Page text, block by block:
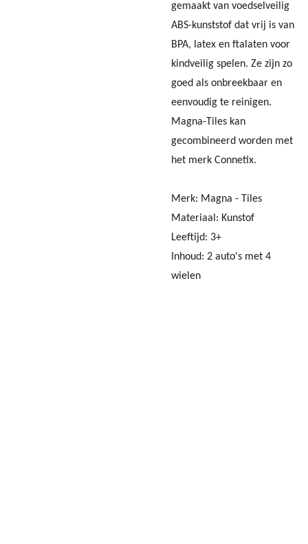
gemaakt van voedselveilig
ABS-kunststof dat vrij is van
BPA, latex en ftalaten voor
kindveilig spelen. Ze zijn zo
goed als onbreekbaar en
eenvoudig te reinigen.
Magna-Tiles kan
gecombineerd worden met
het merk Connetix.
Merk: Magna - Tiles
Materiaal: Kunstof
Leeftijd: 3+
Inhoud: 2 auto's met 4
wielen